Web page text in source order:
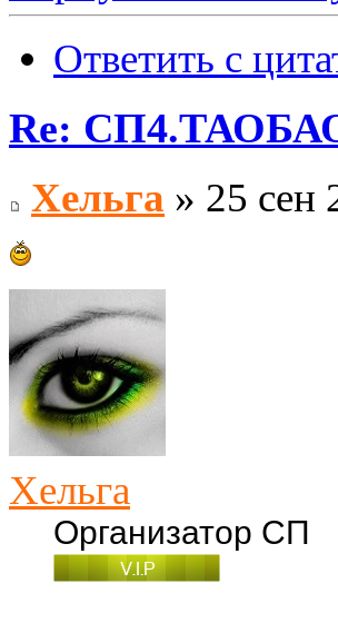
Ответить с
Re:
Хельга » 25 сен
Хельга
Организатор СП